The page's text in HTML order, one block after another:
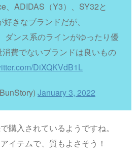
、ADIDAS（Y3）、SY32と
きなブランドだが、
ダンス系のラインがゆったり優
費でないブランドは良いもの
DiXQKVdB1L
January 3, 2022
購入されているようですね。
イテムで、質もよさそう！